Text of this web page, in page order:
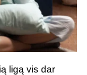
ligą vis dar